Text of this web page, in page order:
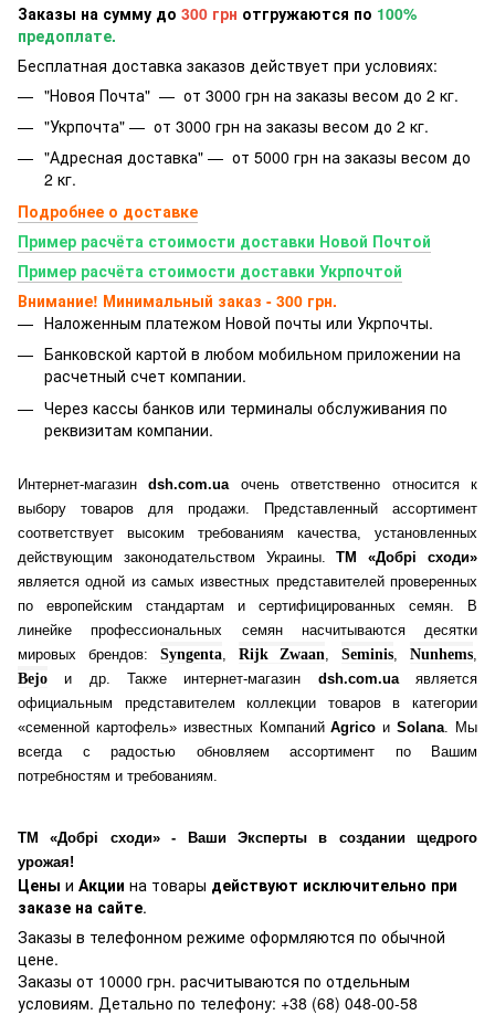
Заказы на сумму до 300 грн отгружаются по 100%
предоплате.
Бесплатная доставка заказов действует при условиях:
"Новоя Почта" — от 3000 грн на заказы весом до 2 кг.
"Укрпочта" — от 3000 грн на заказы весом до 2 кг.
"Адресная доставка" — от 5000 грн на заказы весом до
2 кг.
Подробнее о доставке
Пример расчёта стоимости доставки Новой Почтой
Пример расчёта стоимости доставки Укрпочтой
Внимание! Минимальный заказ - 300 грн.
Наложенным платежом Новой почты или Укрпочты.
Банковской картой в любом мобильном приложении на
расчетный счет компании.
Через кассы банков или терминалы обслуживания по
реквизитам компании.
Интернет-магазинdsh.com.ua очень ответственно относится к
выбору товаров для продажи. Представленный ассортимент
соответствует высоким требованиям качества, установленных
действующим законодательством Украины.ТМ «Добрі сходи»
является одной из самых известных представителей проверенных
по европейским стандартам и сертифицированных семян. В
линейке профессиональных семян насчитываются десятки
мировых брендов: Syngenta, Rijk Zwaan ,Seminis ,Nunhems
Bejo и др. Также интернет-магазин dsh.com.uaявляется
официальным представителем коллекции товаров в категории
«семенной картофель» известных КомпанийAgrico иSolana . Мы
всегда с радостью обновляем ассортимент по Вашим
потребностям и требованиям.
ТМ «Добрі сходи» - Ваши Эксперты в создании щедрого
урожая!
Цены и Акции на товары действуют исключительно при
заказе на сайте.
Заказы в телефонном режиме оформляются по обычной
цене.
Заказы от 10000 грн. расчитываются по отдельным
условиям. Детально по телефону: +38 (68) 048-00-58